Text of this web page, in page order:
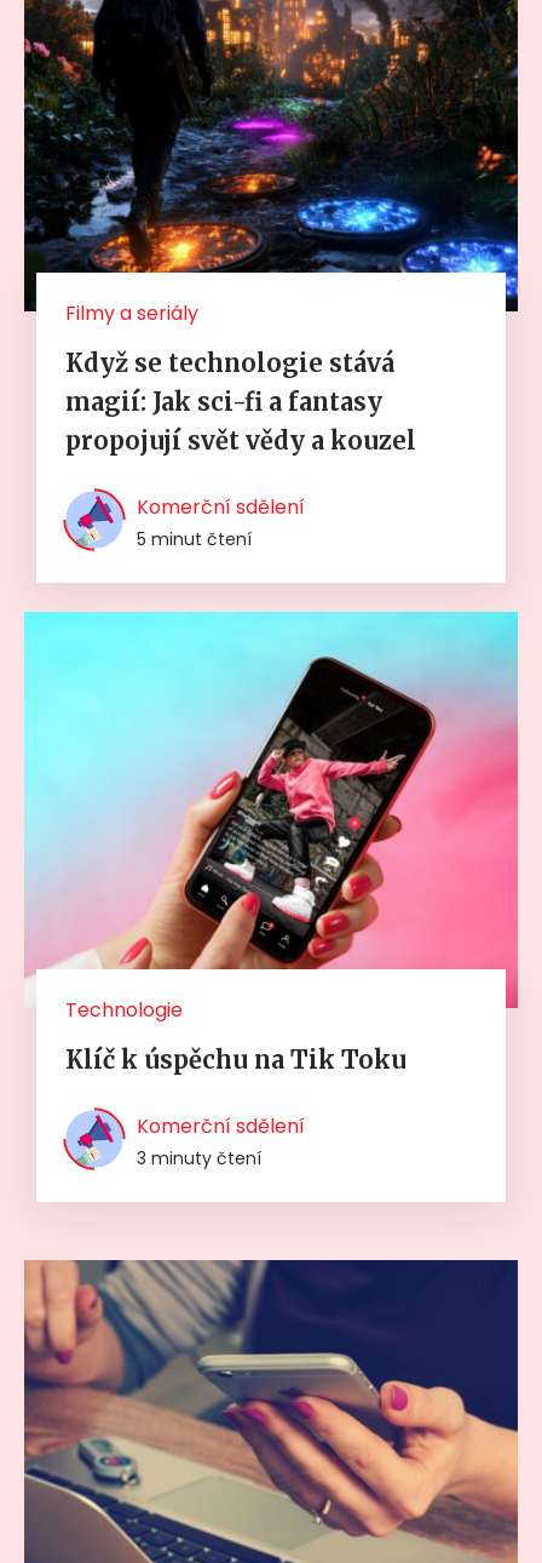
Filmy a seriály
Když se technologie stává
magií: Jak sci-fi a fantasy
propojují svět vědy a kouzel
Komerční sdělení
5 minut čtení
Technologie
Klíč k úspěchu na Tik Toku
Komerční sdělení
3 minuty čtení